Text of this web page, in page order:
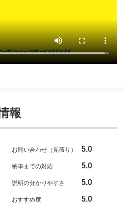
報
お問い合わせ（見積り） 5.0
納車までの対応 5.0
説明の分かりやすさ 5.0
おすすめ度 5.0